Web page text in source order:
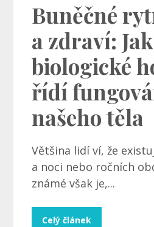
Buněčné
a zdraví: Jak
biologické
řídí
našeho těla
Většina lidí ví, že
a noci nebo ročních
známé však je,...
Celý článek